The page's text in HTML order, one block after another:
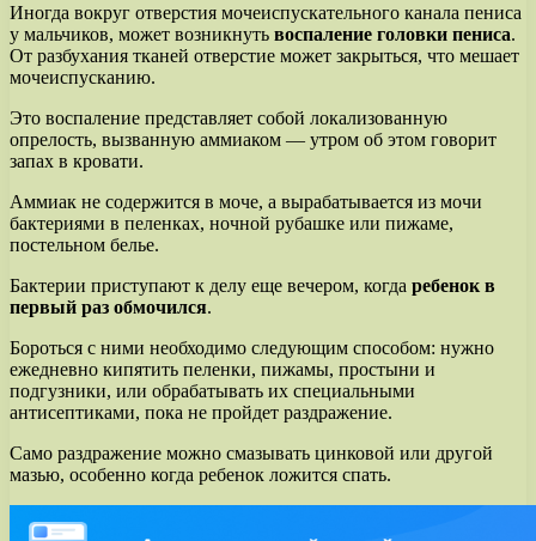
Иногда вокруг отверстия мочеиспускательного канала пениса
у мальчиков, может возникнуть воспаление головки пениса.
От разбухания тканей отверстие может закрыться, что мешает
мочеиспусканию.
Это воспаление представляет собой локализованную
опрелость, вызванную аммиаком — утром об этом говорит
запах в кровати.
Аммиак не содержится в моче, а вырабатывается из мочи
бактериями в пеленках, ночной рубашке или пижаме,
постельном белье.
Бактерии приступают к делу еще вечером, когда ребенок в
первый раз обмочился.
Бороться с ними необходимо следующим способом: нужно
ежедневно кипятить пеленки, пижамы, простыни и
подгузники, или обрабатывать их специальными
антисептиками, пока не пройдет раздражение.
Само раздражение можно смазывать цинковой или другой
мазью, особенно когда ребенок ложится спать.